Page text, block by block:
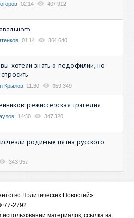
02:14 407 912
01:14 364 640
вы хотели знать о педофилии, но
Крылов 11:30 359 349
режиссерская трагедия
14:50 347 320
родимые пятна русского
343 957
Политических Новостей»
2792
материалов, ссылка на